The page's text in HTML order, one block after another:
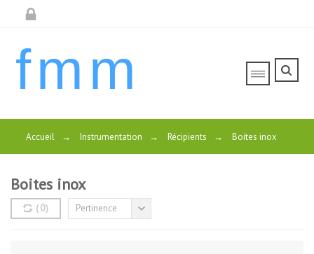
fmm
Accueil → Instrumentation → Récipients → Boites inox
Boites inox
(0) Pertinence